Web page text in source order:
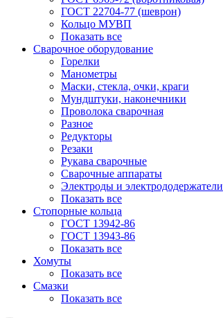
ГОСТ 22704-77 (шеврон)
Кольцо МУВП
Показать все
Сварочное оборудование
Горелки
Манометры
Маски, стекла, очки, краги
Мундштуки, наконечники
Проволока сварочная
Разное
Редукторы
Резаки
Рукава сварочные
Сварочные аппараты
Электроды и электрододержатели
Показать все
Стопорные кольца
ГОСТ 13942-86
ГОСТ 13943-86
Показать все
Хомуты
Показать все
Смазки
Показать все